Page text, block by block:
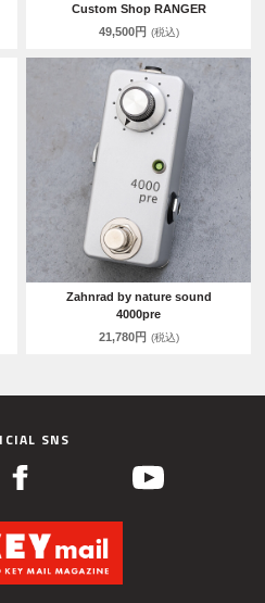
Custom Shop RANGER
49,500円 (税込)
Zahnrad by nature sound
4000pre
21,780円 (税込)
SNS